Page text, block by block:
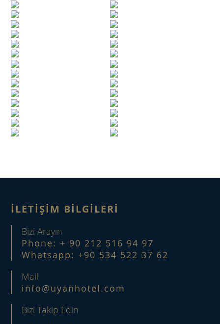
İLETIŞIM BILGILERI
Bizi Arayın
Phone: + 90 212 516 94 97
Whatsapp: +90 534 522 37 62
Mail
info@uyanhotel.com
Bizi Takip Edin